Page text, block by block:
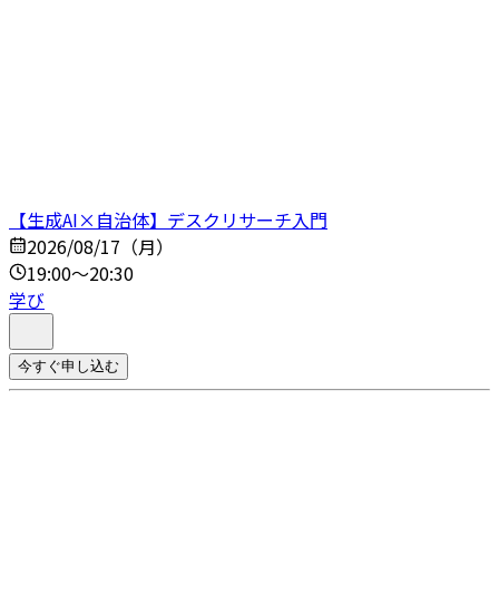
【生成AI×自治体】デスクリサーチ入門
2026/08/17（月）
19:00～20:30
学び
今すぐ申し込む